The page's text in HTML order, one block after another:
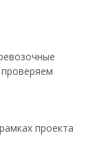
проекта